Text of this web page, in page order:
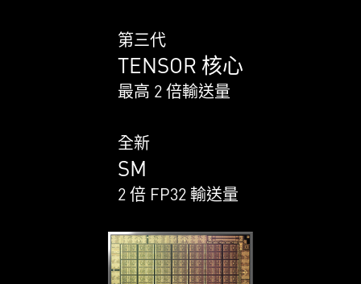
第三代
TENSOR 核心
最高 2 倍輸送量
全新
SM
2 倍 FP32 輸送量